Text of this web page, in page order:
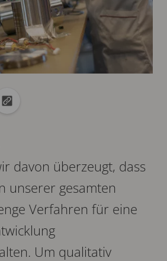
auf X
URL in die Zwischenablage kopieren
davon überzeugt, dass
unserer gesamten
Verfahren für eine
Um qualitativ